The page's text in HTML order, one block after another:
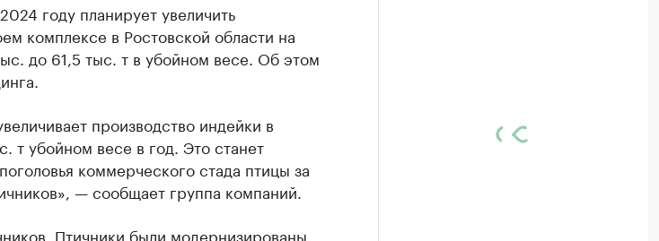
году планирует увеличить
комплексе в Ростовской области на
до 61,5 тыс. т в убойном весе. Об этом
производство индейки в
т убойном весе в год. Это станет
коммерческого стада птицы за
— сообщает группа компаний.
Птичники были модернизированы